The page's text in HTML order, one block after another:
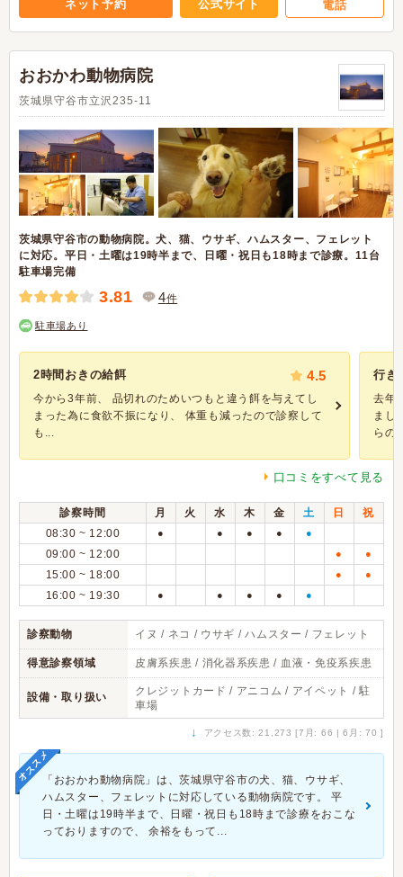
ネット予約 公式サイト 電話
おおかわ動物病院
茨城県守谷市立沢235-11
茨城県守谷市の動物病院。犬、猫、ウサギ、ハムスター、フェレット
に対応。平日・土曜は19時半まで、日曜・祝日も18時まで診療。11台
駐車場完備
3.81 4件
駐車場あり
2時間おきの給餌 4.5
今から3年前、 品切れのためいつもと違う餌を与えてし
まった為に食欲不振になり、 体重も減ったので診察して
も...
行き
去年
まし
らの
口コミをすべて見る
診察時間 月 火 水 木 金 土 日
祝
08:30 ~ 12:00
● ● ● ● ●
09:00 ~ 12:00 ● ●
15:00 ~ 18:00 ● ●
16:00 ~ 19:30 ● ● ● ● ●
診察動物 イヌ / ネコ / ウサギ / ハムスター / フェレット
得意診察領域 皮膚系疾患 / 消化器系疾患 / 血液・免疫系疾患
設備・取り扱い
クレジットカード / アニコム / アイペット / 駐
車場
↓ アクセス数: 21,273 [7月: 66 | 6月: 70 ]
オススメ「おおかわ動物病院」は、茨城県守谷市の犬、猫、ウサギ、
ハムスター、フェレットに対応している動物病院です。 平
日・土曜は19時半まで、日曜・祝日も18時まで診療をおこな
っておりますので、 余裕をもって...